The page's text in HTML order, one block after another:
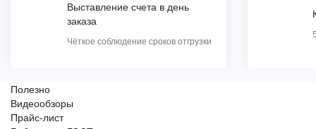
Выставление счета в день
заказа
Чёткое соблюдение сроков отгрузки
Полезно
Видеообзоры
Прайс-лист